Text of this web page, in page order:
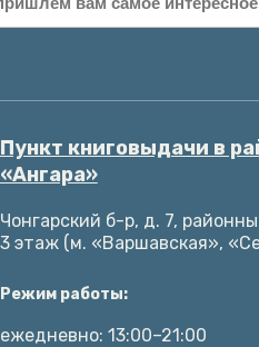
Пункт книговыдачи в
«Ангара»
Чонгарский б-р, д. 7,
3 этаж (м. «Варшавская»,
Режим работы:
ежедневно: 13:00–21:00